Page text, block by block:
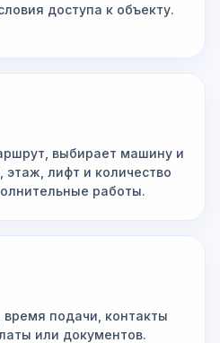
доступа к объекту.
выбирает машину и
этаж, лифт и количество
работы.
время подачи, контакты
или документов.